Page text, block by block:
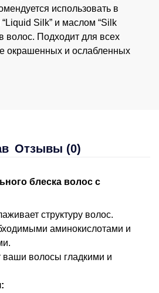
использовать в
Silk” и маслом “Silk
волос. Подходит для всех
окрашенных и ослабленных
Отзывы (0)
блеска волос с
структуру волос.
аминокислотами и
ваши волосы гладкими и